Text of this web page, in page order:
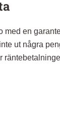
en
ut några